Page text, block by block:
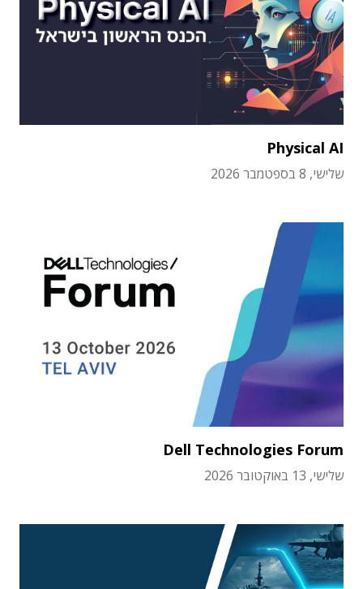
Physical AI
שלישי, 8 בספטמבר 2026
Dell Technologies Forum
שלישי, 13 באוקטובר 2026